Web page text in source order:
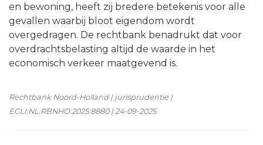
en bewoning, heeft zij bredere betekenis voor alle
gevallen waarbij bloot eigendom wordt
overgedragen. De rechtbank benadrukt dat voor
overdrachtsbelasting altijd de waarde in het
economisch verkeer maatgevend is.
Rechtbank Noord-Holland | jurisprudentie |
ECLI:NL:RBNHO:2025:8880 | 24-09-2025